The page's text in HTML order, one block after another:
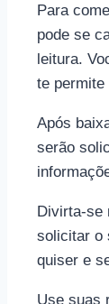
Para
pode se
leitura.
te permite
Após
serão
Divirta-se
solicitar o
quiser e
Use suas